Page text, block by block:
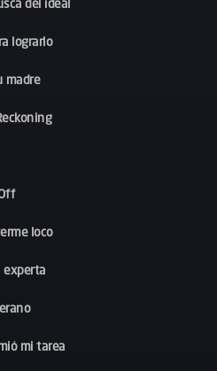
del ideal
lograrlo
madre
loco
experta
mi tarea